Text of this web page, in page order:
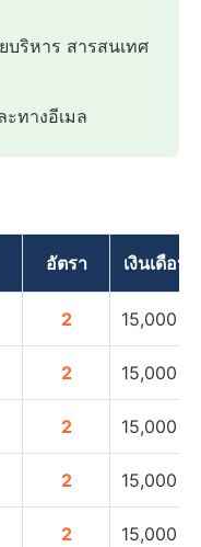
บริหาร สารสนเทศ
ทางอีเมล
อัตรา เงินเดือน
2 15,000 บ
2 15,000 บ
2 15,000 บ
2 15,000 บ
2 15,000 บ